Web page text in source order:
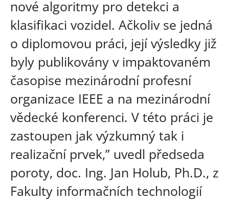
nové algoritmy pro detekci a
klasifikaci vozidel. Ačkoliv se jedná
o diplomovou práci, její výsledky již
byly publikovány v impaktovaném
časopise mezinárodní profesní
organizace IEEE a na mezinárodní
vědecké konferenci. V této práci je
zastoupen jak výzkumný tak i
realizační prvek,” uvedl předseda
poroty, doc. Ing. Jan Holub, Ph.D., z
Fakulty informačních technologií